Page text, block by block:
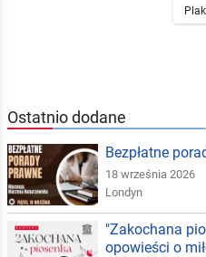
Ostatnio dodane
Bezpłatne
18 września 2026
Londyn
"Zakochana
opowieści o